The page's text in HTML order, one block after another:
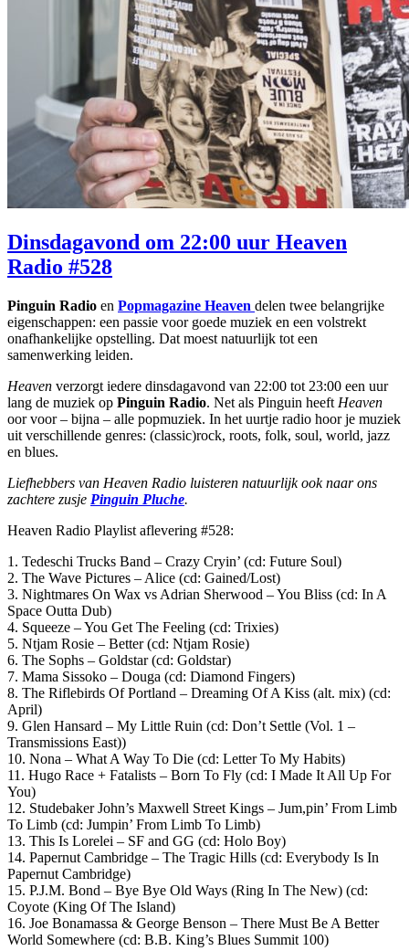
Dinsdagavond om 22:00 uur Heaven
Radio #528
Pinguin Radio en Popmagazine Heaven delen twee belangrijke
eigenschappen: een passie voor goede muziek en een volstrekt
onafhankelijke opstelling. Dat moest natuurlijk tot een
samenwerking leiden.
Heaven verzorgt iedere dinsdagavond van 22:00 tot 23:00 een uur
lang de muziek op Pinguin Radio. Net als Pinguin heeft Heaven
oor voor – bijna – alle popmuziek. In het uurtje radio hoor je muziek
uit verschillende genres: (classic)rock, roots, folk, soul, world, jazz
en blues.
Liefhebbers van Heaven Radio luisteren natuurlijk ook naar ons
zachtere zusje Pinguin Pluche.
Heaven Radio Playlist aflevering #528:
1. Tedeschi Trucks Band – Crazy Cryin’ (cd: Future Soul)
2. The Wave Pictures – Alice (cd: Gained/Lost)
3. Nightmares On Wax vs Adrian Sherwood – You Bliss (cd: In A
Space Outta Dub)
4. Squeeze – You Get The Feeling (cd: Trixies)
5. Ntjam Rosie – Better (cd: Ntjam Rosie)
6. The Sophs – Goldstar (cd: Goldstar)
7. Mama Sissoko – Douga (cd: Diamond Fingers)
8. The Riflebirds Of Portland – Dreaming Of A Kiss (alt. mix) (cd:
April)
9. Glen Hansard – My Little Ruin (cd: Don’t Settle (Vol. 1 –
Transmissions East))
10. Nona – What A Way To Die (cd: Letter To My Habits)
11. Hugo Race + Fatalists – Born To Fly (cd: I Made It All Up For
You)
12. Studebaker John’s Maxwell Street Kings – Jum,pin’ From Limb
To Limb (cd: Jumpin’ From Limb To Limb)
13. This Is Lorelei – SF and GG (cd: Holo Boy)
14. Papernut Cambridge – The Tragic Hills (cd: Everybody Is In
Papernut Cambridge)
15. P.J.M. Bond – Bye Bye Old Ways (Ring In The New) (cd:
Coyote (King Of The Island)
16. Joe Bonamassa & George Benson – There Must Be A Better
World Somewhere (cd: B.B. King’s Blues Summit 100)